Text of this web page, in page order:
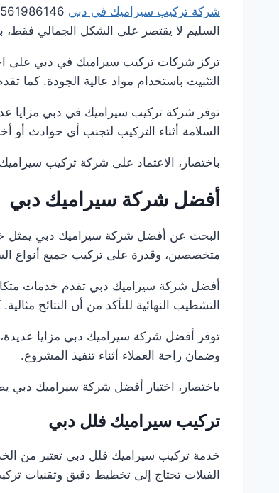
شركة تركيب سيراميك في دبي
السليم لا يقتصر على الشكل الجمالي فقط،
تركز شركات تركيب سيراميك في دبي على
التثبيت باستخدام مواد عالية الجودة.
توفر شركة تركيب سيراميك في دبي مزايا عدة،
السلامة أثناء التركيب لتجنب أي حوادث أو
باختصار، الاعتماد على شركة تركيب سيراميك
أفضل شركة سيراميك دبي
البحث عن أفضل شركة سيراميك دبي يمثل
متخصصين، وقدرة على تركيب جميع أنواع
أفضل شركة سيراميك دبي تقدم خدمات
التشطيب النهائية للتأكد من أن النتائج
توفر أفضل شركة سيراميك دبي مزايا عديدة،
وضمان راحة العملاء أثناء تنفيذ المشروع.
باختصار، اختيار أفضل شركة سيراميك دبي
تركيب سيراميك فلل دبي
خدمة تركيب سيراميك فلل دبي تعتبر من
الفيلات تحتاج إلى تخطيط دقيق وتقنيات